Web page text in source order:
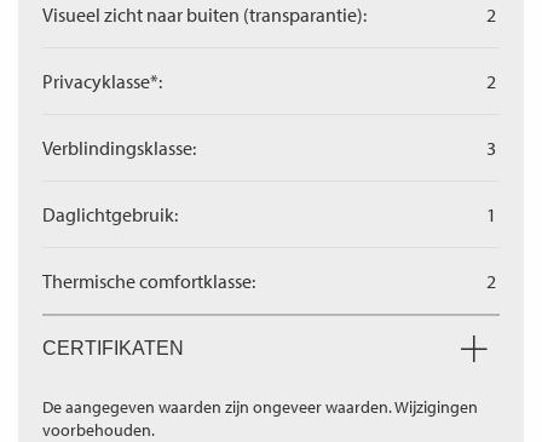
Visueel zicht naar buiten (transparantie): 2
Privacyklasse*: 2
Verblindingsklasse: 3
Daglichtgebruik: 1
Thermische comfortklasse: 2
CERTIFIKATEN
De aangegeven waarden zijn ongeveer waarden. Wijzigingen
voorbehouden.